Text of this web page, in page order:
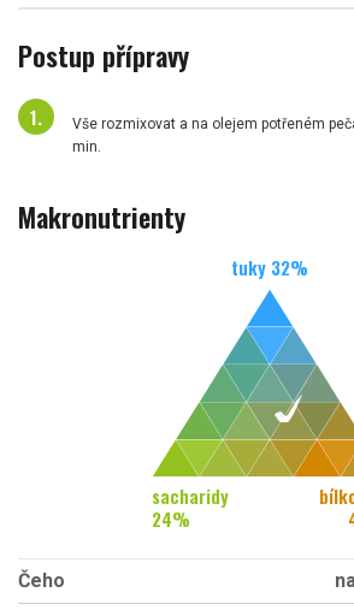
Postup přípravy
Vše rozmixovat a na olejem potřeném
min.
Makronutrienty
tuky 32%
sacharidy
24%
Čeho